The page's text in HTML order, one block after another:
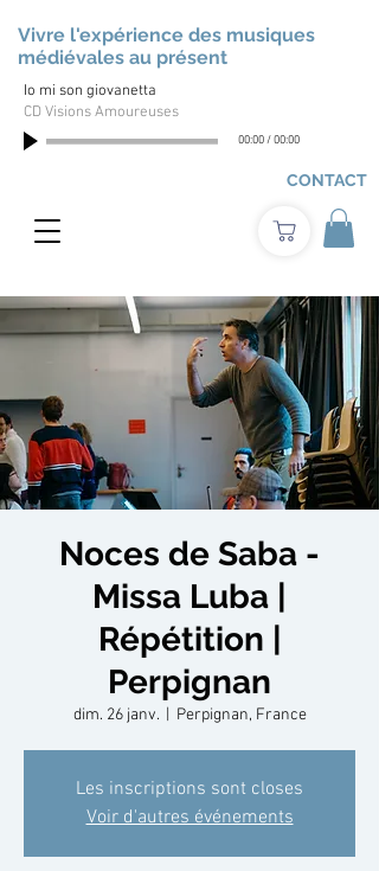
Vivre l'expérience des musiques
médiévales au présent
Io mi son giovanetta
CD Visions Amoureuses
00:00/00:00
CONTACT
Noces de Saba -
Missa Luba |
Répétition |
Perpignan
dim. 26 janv.
  |
Perpignan, France
Les inscriptions sont closes
Voir d'autres événements